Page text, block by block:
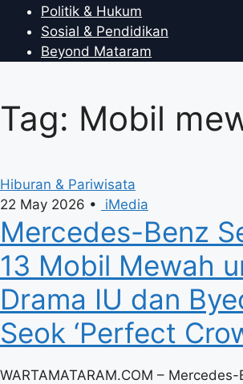
Politik & Hukum
Sosial & Pendidikan
Beyond Mataram
Tag: Mobil
Hiburan & Pariwisata
22 May 2026 • iMedia
Mercedes-Benz
13 Mobil Mewah
Drama IU dan
Seok ‘Perfect
WARTAMATARAM.COM –